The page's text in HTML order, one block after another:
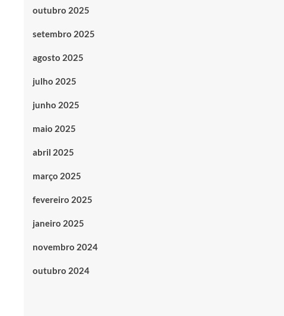
outubro 2025
setembro 2025
agosto 2025
julho 2025
junho 2025
maio 2025
abril 2025
março 2025
fevereiro 2025
janeiro 2025
novembro 2024
outubro 2024